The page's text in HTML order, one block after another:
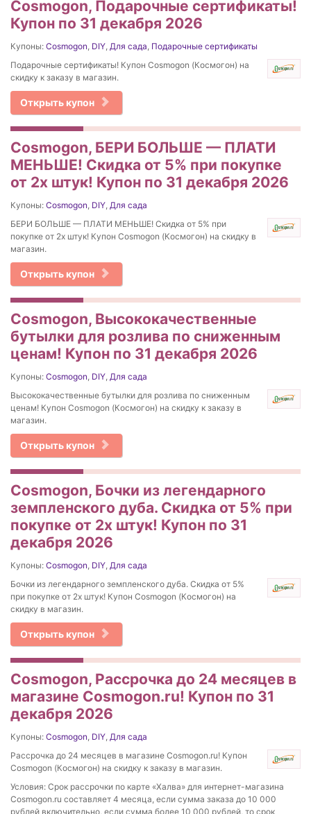
Cosmogon, Подарочные сертификаты!
Купон по 31 декабря 2026
Купоны: Cosmogon, DIY, Для сада, Подарочные сертификаты
Подарочные сертификаты! Купон Cosmogon (Космогон) на
скидку к заказу в магазин.
Открыть купон
Cosmogon, БЕРИ БОЛЬШЕ — ПЛАТИ
МЕНЬШЕ! Скидка от 5% при покупке
от 2х штук! Купон по 31 декабря 2026
Купоны: Cosmogon, DIY, Для сада
БЕРИ БОЛЬШЕ — ПЛАТИ МЕНЬШЕ! Скидка от 5% при
покупке от 2х штук! Купон Cosmogon (Космогон) на скидку в
магазин.
Открыть купон
Cosmogon, Высококачественные
бутылки для розлива по сниженным
ценам! Купон по 31 декабря 2026
Купоны: Cosmogon, DIY, Для сада
Высококачественные бутылки для розлива по сниженным
ценам! Купон Cosmogon (Космогон) на скидку к заказу в
магазин.
Открыть купон
Cosmogon, Бочки из легендарного
земпленского дуба. Скидка от 5% при
покупке от 2х штук! Купон по 31
декабря 2026
Купоны: Cosmogon, DIY, Для сада
Бочки из легендарного земпленского дуба. Скидка от 5%
при покупке от 2х штук! Купон Cosmogon (Космогон) на
скидку в магазин.
Открыть купон
Cosmogon, Рассрочка до 24 месяцев в
магазине Cosmogon.ru! Купон по 31
декабря 2026
Купоны: Cosmogon, DIY, Для сада
Рассрочка до 24 месяцев в магазине Cosmogon.ru! Купон
Cosmogon (Космогон) на скидку к заказу в магазин.
Условия: Срок рассрочки по карте «Халва» для интернет-магазина
Cosmogon.ru составляет 4 месяца, если сумма заказа до 10 000
рублей включительно, если сумма более 10 000 рублей, то срок